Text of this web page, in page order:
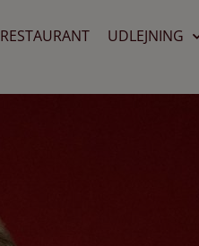
RESTAURANT UDLEJNING